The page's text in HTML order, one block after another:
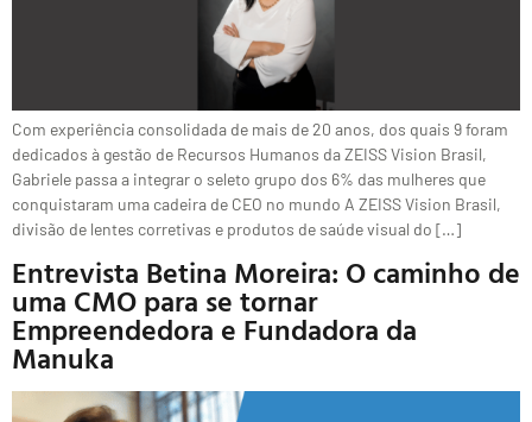
Com experiência consolidada de mais de 20 anos, dos quais 9 foram
dedicados à gestão de Recursos Humanos da ZEISS Vision Brasil,
Gabriele passa a integrar o seleto grupo dos 6% das mulheres que
conquistaram uma cadeira de CEO no mundo A ZEISS Vision Brasil,
divisão de lentes corretivas e produtos de saúde visual do […]
Entrevista Betina Moreira: O caminho de
uma CMO para se tornar
Empreendedora e Fundadora da
Manuka